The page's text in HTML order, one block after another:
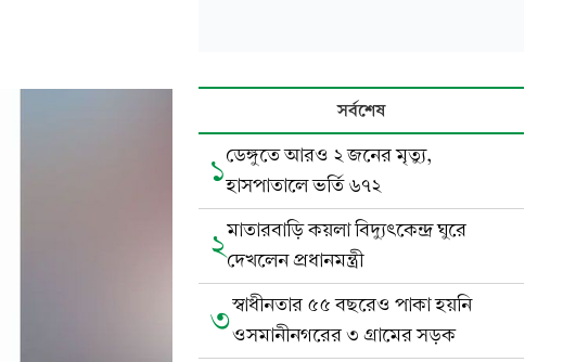
সর্বশেষ
১ডেঙ্গুতে আরও ২ জনের মৃত্যু,
হাসপাতালে ভর্তি ৬৭২
২মাতারবাড়ি কয়লা বিদ্যুৎকেন্দ্র ঘুরে
দেখলেন প্রধানমন্ত্রী
৩স্বাধীনতার ৫৫ বছরেও পাকা হয়নি
ওসমানীনগরের ৩ গ্রামের সড়ক